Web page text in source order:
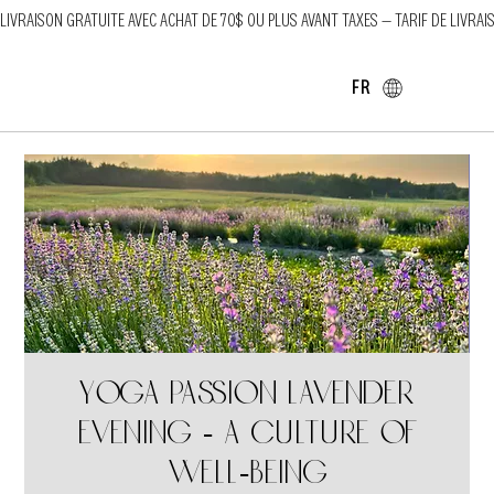
LIVRAISON GRATUITE AVEC ACHAT DE 70$ OU PLUS AVANT TAXES — TARIF DE
FR
Yoga Passion Lavender
Evening - A culture of
well-being